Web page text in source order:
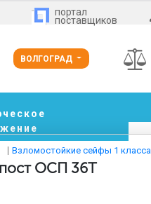
портал
поставщиков
ВОЛГОГРАД
Взломостойкие сейфы 1 класса
ОСП 36Т